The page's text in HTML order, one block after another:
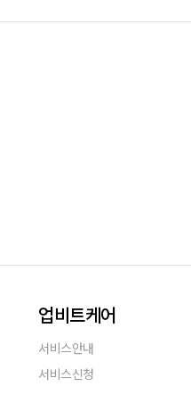
업비트케어
서비스안내
서비스신청